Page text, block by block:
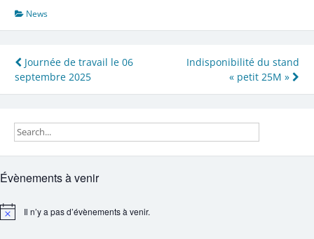
News
Navigation
de
Journée de travail le 06
septembre 2025
Indisponibilité du stand
« petit 25M »
Évènements à venir
Notice Il n’y a pas d’évènements à venir.